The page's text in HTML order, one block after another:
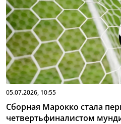
05.07.2026, 10:55
Сборная Марокко стала
четвертьфиналистом